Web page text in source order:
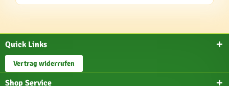
Quick Links
Vertrag widerrufen
Shop Service